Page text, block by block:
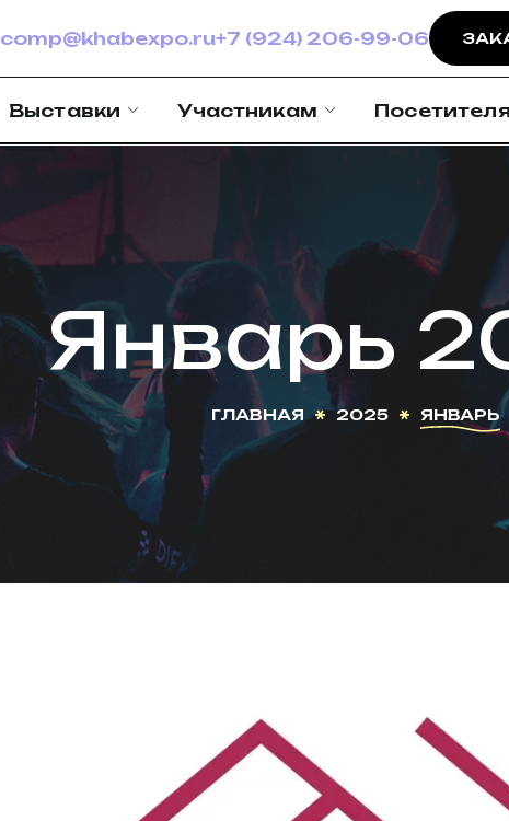
comp@khabexpo.ru+7 (924) 206-99-06
Выставки Участникам
Январь
ГЛАВНАЯ 2025 ЯНВАРЬ